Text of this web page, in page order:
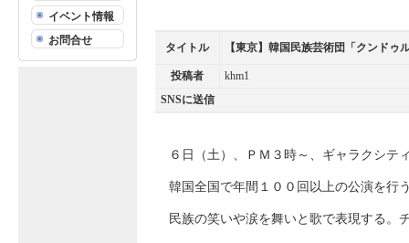
イベント情報
お問合せ
タイトル 【東京】韓国民族芸術団「クンドゥ
投稿者
khm1
SNSに送信
６日（土）、ＰＭ３時～、ギャラクシテ
韓国全国で年間１００回以上の公演を行
民族の笑いや涙を舞いと歌で表現する。